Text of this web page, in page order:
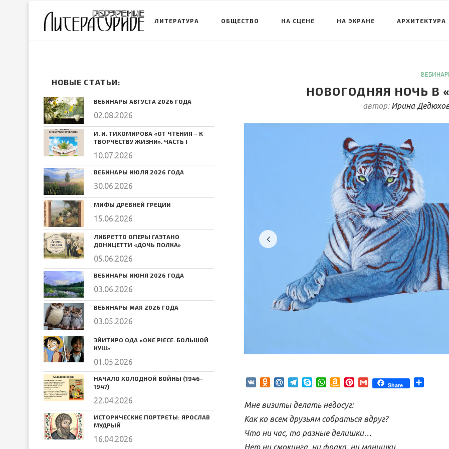
ЛИТЕРАТУРА ОБЩЕСТВО НА СЦЕНЕ НА ЭКРАНЕ АРХИТЕКТУРА
НОВОГОДНЯЯ НОЧЬ В
автор: Ирина
VK Odnoklassniki
Mail.RuTelegram
SkypeWhatsApp
Amazon
List
Pinterest
GmailShare
Мне визиты делать недосуг:
Как ко всем друзьям собраться вдруг?
Что ни час, то разные делишки…
Нет ни смокинга, ни фрака, ни манишки.
НОВЫЕ СТАТЬИ:
ВЕБИНАРЫ АВГУСТА 2026 ГОДА
02.08.2026
И. И. ТИХОМИРОВА «ОТ ЧТЕНИЯ – К
ТВОРЧЕСТВУ ЖИЗНИ». ЧАСТЬ I
10.07.2026
ВЕБИНАРЫ ИЮЛЯ 2026 ГОДА
30.06.2026
МИФЫ ДРЕВНЕЙ ГРЕЦИИ
15.06.2026
ЛИБРЕТТО ОПЕРЫ ГАЭТАНО
ДОНИЦЕТТИ «ДОЧЬ ПОЛКА»
05.06.2026
ВЕБИНАРЫ ИЮНЯ 2026 ГОДА
03.06.2026
ВЕБИНАРЫ МАЯ 2026 ГОДА
03.05.2026
ЭЙИТИРО ОДА «ONE PIECE. БОЛЬШОЙ
КУШ»
01.05.2026
НАЧАЛО ХОЛОДНОЙ ВОЙНЫ (1946-
1947)
22.04.2026
ИСТОРИЧЕСКИЕ ПОРТРЕТЫ: ЯРОСЛАВ
МУДРЫЙ
16.04.2026